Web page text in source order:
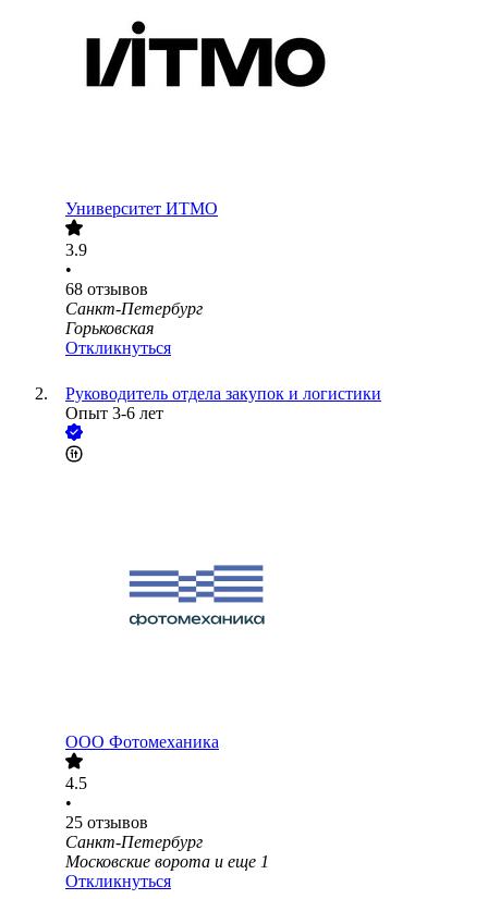
Университет ИТМО
3.9
•
68 отзывов
Санкт-Петербург
Горьковская
Откликнуться
Руководитель отдела закупок и логистики
Опыт 3-6 лет
ООО Фотомеханика
4.5
•
25 отзывов
Санкт-Петербург
Московские ворота и еще 1
Откликнуться